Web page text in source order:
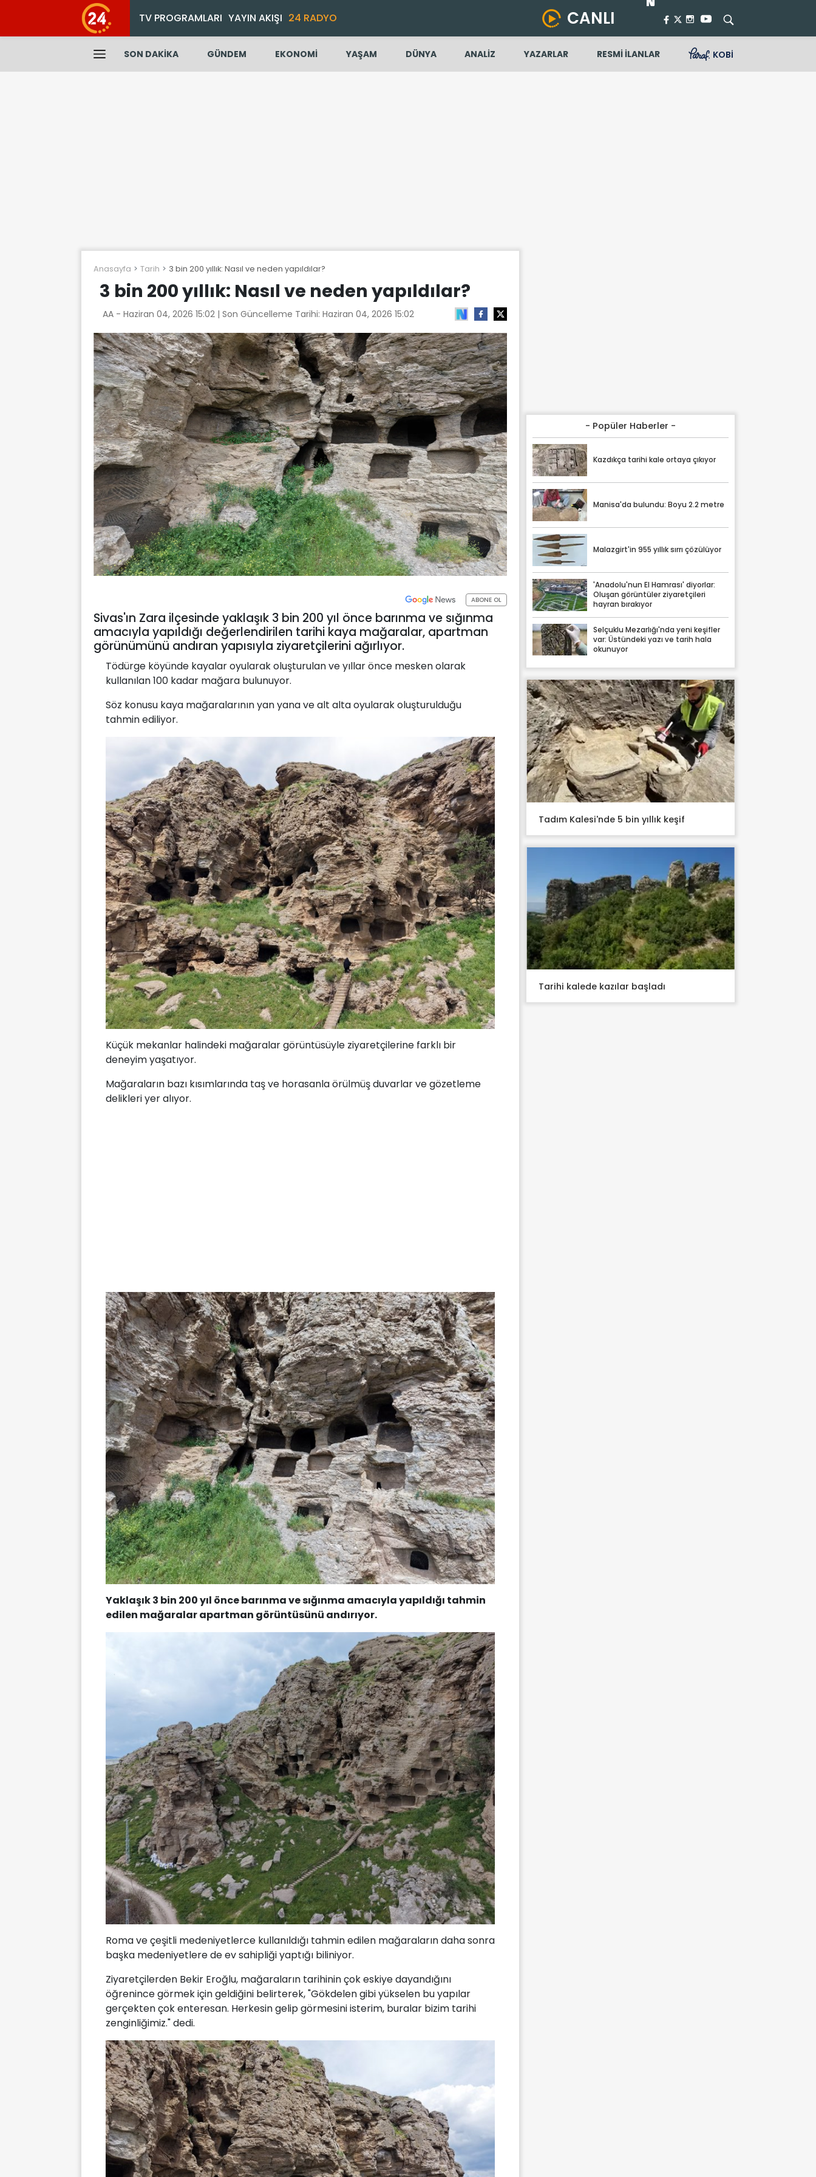
TV PROGRAMLARI YAYIN AKIŞI 24 RADYO CANLI
SON DAKİKA GÜNDEM EKONOMİ YAŞAM DÜNYA ANALİZ YAZARLAR RESMİ İLANLAR KOBİ
Anasayfa Tarih 3 bin 200 yıllık: Nasıl ve neden yapıldılar?
3 bin 200 yıllık: Nasıl ve neden yapıldılar?
AA - Haziran 04, 2026 15:02 | Son Güncelleme Tarihi: Haziran 04, 2026 15:02
ABONE OL
Sivas'ın Zara ilçesinde yaklaşık 3 bin 200 yıl önce barınma ve sığınma
amacıyla yapıldığı değerlendirilen tarihi kaya mağaralar, apartman
görünümünü andıran yapısıyla ziyaretçilerini ağırlıyor.
Tödürge köyünde kayalar oyularak oluşturulan ve yıllar önce mesken olarak
kullanılan 100 kadar mağara bulunuyor.
Söz konusu kaya mağaralarının yan yana ve alt alta oyularak oluşturulduğu
tahmin ediliyor.
Küçük mekanlar halindeki mağaralar görüntüsüyle ziyaretçilerine farklı bir
deneyim yaşatıyor.
Mağaraların bazı kısımlarında taş ve horasanla örülmüş duvarlar ve gözetleme
delikleri yer alıyor.
Yaklaşık 3 bin 200 yıl önce barınma ve sığınma amacıyla yapıldığı tahmin
edilen mağaralar apartman görüntüsünü andırıyor.
Roma ve çeşitli medeniyetlerce kullanıldığı tahmin edilen mağaraların daha sonra
başka medeniyetlere de ev sahipliği yaptığı biliniyor.
Ziyaretçilerden Bekir Eroğlu, mağaraların tarihinin çok eskiye dayandığını
öğrenince görmek için geldiğini belirterek, "Gökdelen gibi yükselen bu yapılar
gerçekten çok enteresan. Herkesin gelip görmesini isterim, buralar bizim tarihi
zenginliğimiz." dedi.
- Popüler Haberler -
Kazdıkça tarihi kale ortaya çıkıyor
Manisa'da bulundu: Boyu 2.2 metre
Malazgirt'in 955 yıllık sırrı çözülüyor
'Anadolu'nun El Hamrası' diyorlar:
Oluşan görüntüler ziyaretçileri
hayran bırakıyor
Selçuklu Mezarlığı'nda yeni keşifler
var: Üstündeki yazı ve tarih hala
okunuyor
Tadım Kalesi'nde 5 bin yıllık keşif
Tarihi kalede kazılar başladı